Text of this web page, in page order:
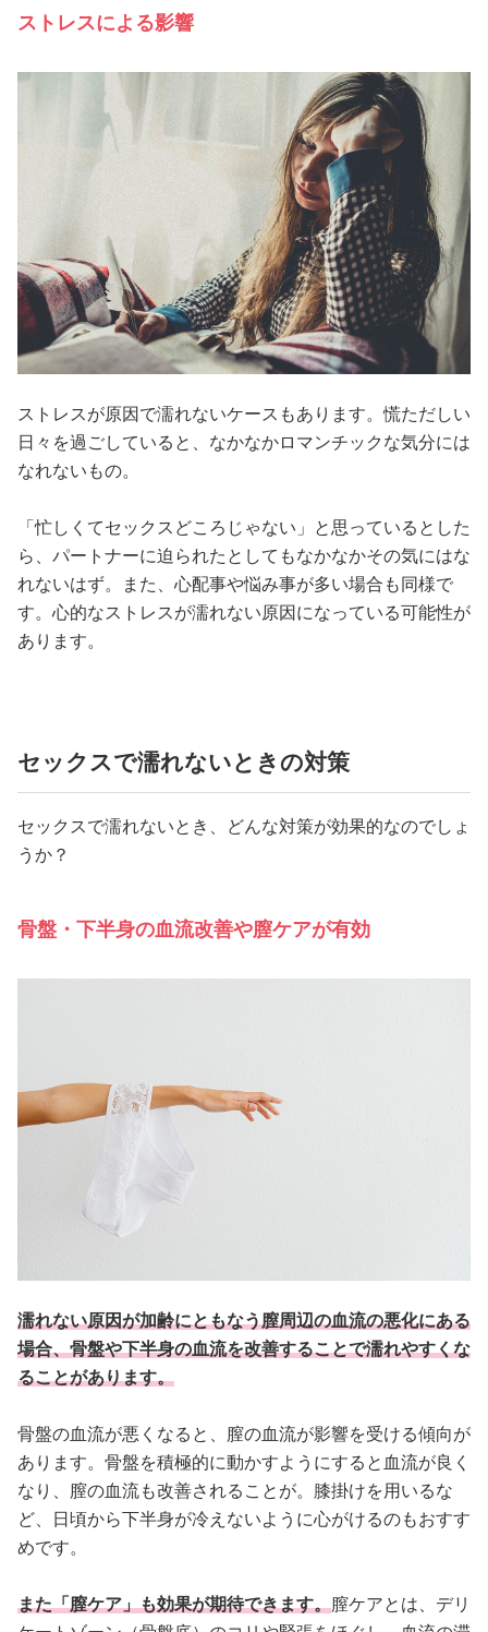
ストレスによる影響
ストレスが原因で濡れないケースもあります。慌ただしい
日々を過ごしていると、なかなかロマンチックな気分には
なれないもの。
「忙しくてセックスどころじゃない」と思っているとした
ら、パートナーに迫られたとしてもなかなかその気にはな
れないはず。また、心配事や悩み事が多い場合も同様で
す。心的なストレスが濡れない原因になっている可能性が
あります。
セックスで濡れないときの対策
セックスで濡れないとき、どんな対策が効果的なのでしょ
うか？
骨盤・下半身の血流改善や膣ケアが有効
濡れない原因が加齢にともなう膣周辺の血流の悪化にある
場合、骨盤や下半身の血流を改善することで濡れやすくな
ることがあります。
骨盤の血流が悪くなると、膣の血流が影響を受ける傾向が
あります。骨盤を積極的に動かすようにすると血流が良く
なり、膣の血流も改善されることが。膝掛けを用いるな
ど、日頃から下半身が冷えないように心がけるのもおすす
めです。
また「膣ケア」も効果が期待できます。膣ケアとは、デリ